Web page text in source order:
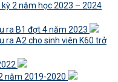
2 năm học 2023 – 2024
ra B1 đợt 4 năm 2023
ra A2 cho sinh viên K60 trở
năm 2019-2020